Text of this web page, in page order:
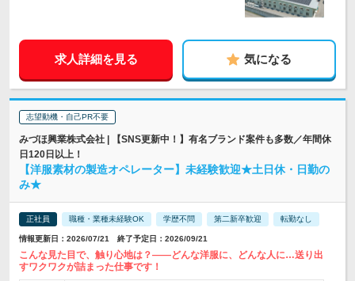
求人詳細を見る 気になる
志望動機・自己PR不要
みづほ興業株式会社 | 【SNS更新中！】有名ブランド案件も多数／年間休
日120日以上！
【洋服素材の製造オペレーター】未経験歓迎★土日休・日勤の
み★
正社員 職種・業種未経験OK 学歴不問 第二新卒歓迎 転勤なし
情報更新日：2026/07/21 終了予定日：2026/09/21
こんな見た目で、触り心地は？――どんな洋服に、どんな人に…送り出
すワクワクが詰まった仕事です！